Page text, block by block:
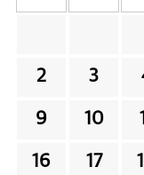
2 3
9 10
16 17